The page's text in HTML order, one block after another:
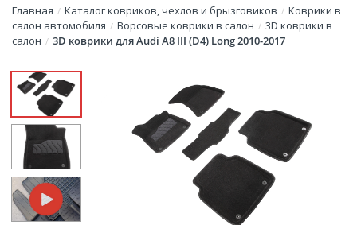
Главная / Каталог ковриков, чехлов и брызговиков / Коврики в
салон автомобиля / Ворсовые коврики в салон / 3D коврики в
салон / 3D коврики для Audi A8 III (D4) Long 2010-2017